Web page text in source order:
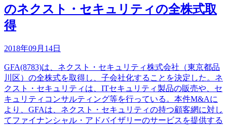
のネクスト・セキュリティの全株式取
得
2018年09月14日
GFA(8783)は、ネクスト・セキュリティ株式会社（東京都品
川区）の全株式を取得し、子会社化することを決定した。ネ
クスト・セキュリティは、ITセキュリティ製品の販売や、セ
キュリティコンサルティング等を行っている。本件M&Aに
より、GFAは、ネクスト・セキュリティの持つ顧客網に対し
てファイナンシャル・アドバイザリーのサービスを提供する